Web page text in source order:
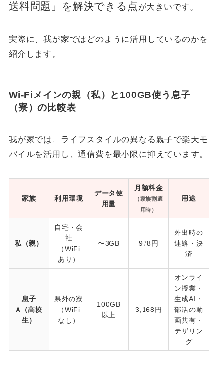
送料問題」を解決できる点 が大きいです。
実際に、我が家ではどのように活用しているのかを
紹介します。
Wi-Fiメインの親（私）と100GB使う息子
（寮）の比較表
我が家では、ライフスタイルの異なる親子で楽天モ
バイルを活用し、通信費を最小限に抑えています。
家族 利用環境
データ使
用量
月額料金
（家族割適
用時）
用途
私（親）
自宅・会
社
（WiFi
あり）
〜3GB 978円
外出時の
連絡・決
済
息子
A（高校
生）
県外の寮
（WiFi
なし）
100GB
以上
3,168円
オンライ
ン授業・
生成AI・
部活の動
画共有・
テザリン
グ